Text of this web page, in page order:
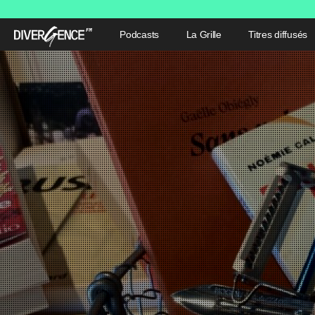
Podcasts La Grille Titres diffusés